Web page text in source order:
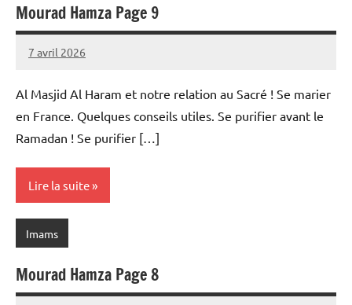
Mourad Hamza Page 9
7 avril 2026
prieres
Al Masjid Al Haram et notre relation au Sacré ! Se marier
en France. Quelques conseils utiles. Se purifier avant le
Ramadan ! Se purifier […]
Lire la suite
Imams
Mourad Hamza Page 8